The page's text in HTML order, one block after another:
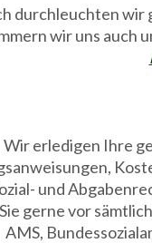
durchleuchten wir
wir uns auch
Wir erledigen Ihre
und
gerne vor
AMS,